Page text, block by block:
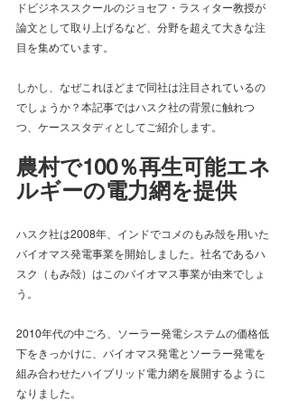
ドビジネススクールのジョセフ・ラスィター教授が
論文として取り上げるなど、分野を超えて大きな注
目を集めています。
しかし、なぜこれほどまで同社は注目されているの
でしょうか？本記事ではハスク社の背景に触れつ
つ、ケーススタディとしてご紹介します。
農村で100％再生可能エネ
ルギーの電力網を提供
ハスク社は2008年、インドでコメのもみ殻を用いた
バイオマス発電事業を開始しました。社名であるハ
スク（もみ殻）はこのバイオマス事業が由来でしょ
う。
2010年代の中ごろ、ソーラー発電システムの価格低
下をきっかけに、バイオマス発電とソーラー発電を
組み合わせたハイブリッド電力網を展開するように
なりました。